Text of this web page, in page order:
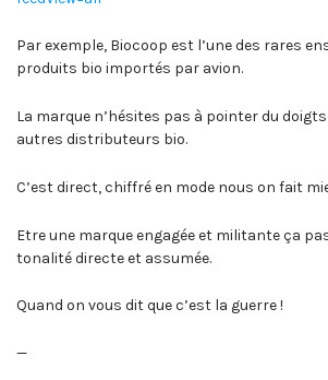
Par exemple, Biocoop est l’une des rares
produits bio importés par avion.
La marque n’hésites pas à pointer du
autres distributeurs bio.
C’est direct, chiffré en mode nous on fait
Etre une marque engagée et militante ça
tonalité directe et assumée.
Quand on vous dit que c’est la guerre !
—